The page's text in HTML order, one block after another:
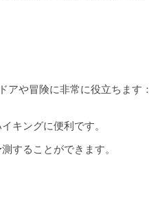
アや冒険に非常に役立ちます：
キングに便利です。
することができます。